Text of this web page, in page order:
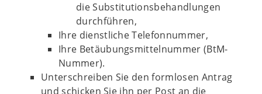
die Substitutionsbehandlungen
durchführen,
Ihre dienstliche Telefonnummer,
Ihre Betäubungsmittelnummer (BtM-
Nummer).
Unterschreiben Sie den formlosen Antrag
und schicken Sie ihn per Post an die